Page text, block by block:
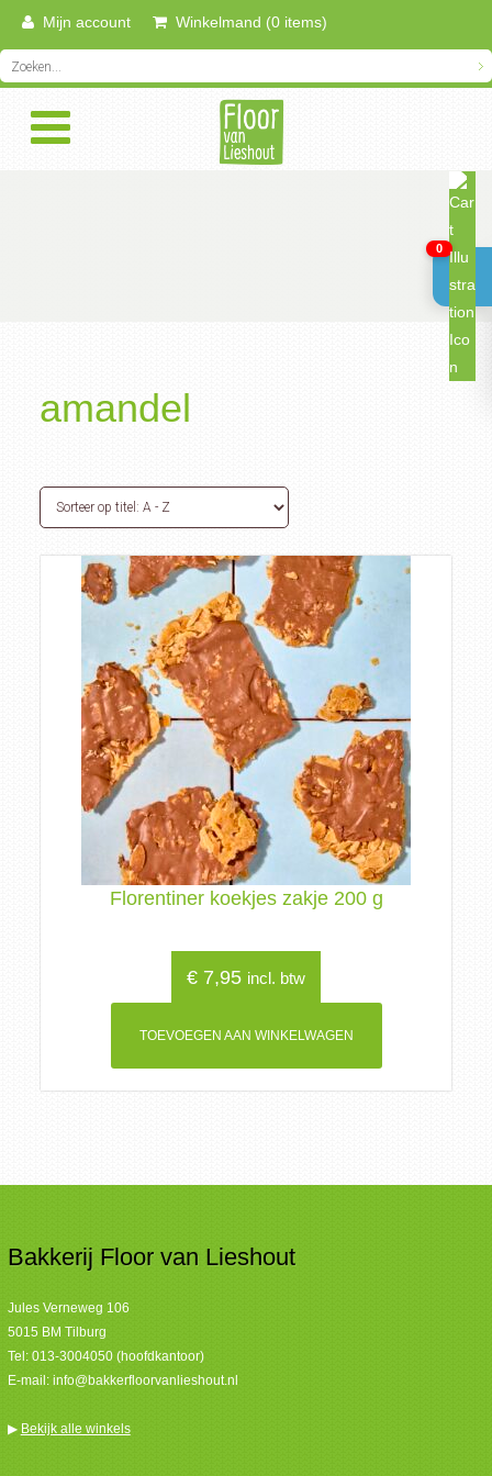
Mijn account Winkelmand (0 items)
amandel
Florentiner koekjes zakje 200 g
€ 7,95 incl. btw
TOEVOEGEN AAN WINKELWAGEN
Bakkerij Floor van Lieshout
Jules Verneweg 106
5015 BM Tilburg
Tel: 013-3004050 (hoofdkantoor)
E-mail: info@bakkerfloorvanlieshout.nl
▶ Bekijk alle winkels
0